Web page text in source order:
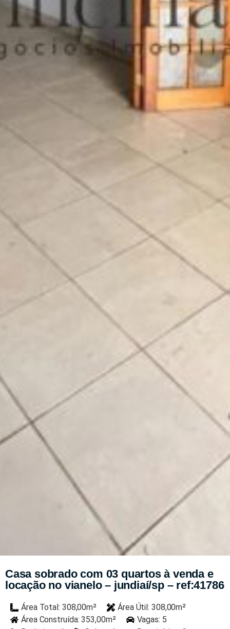
Casa sobrado com 03 quartos à venda e
locação no vianelo – jundiaí/sp – ref:41786
Área Total: 308,00m²
Área Útil: 308,00m²
Área Construída: 353,00m²
Vagas: 5